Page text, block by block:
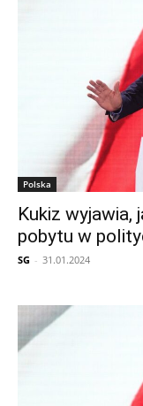
Polska
Kukiz wyjawia,
pobytu w
SG - 31.01.2024